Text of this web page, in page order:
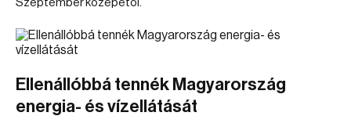
Szeptember közepétől.
Ellenállóbbá tennék Magyarország
energia- és vízellátását